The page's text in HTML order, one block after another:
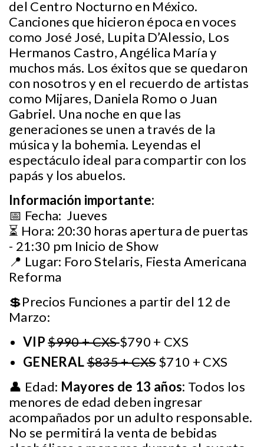
del Centro Nocturno en México.
Canciones que hicieron época en voces
como José José, Lupita D’Alessio, Los
Hermanos Castro, Angélica María y
muchos más. Los éxitos que se quedaron
con nosotros y en el recuerdo de artistas
como Mijares, Daniela Romo o Juan
Gabriel. Una noche en que las
generaciones se unen a través de la
música y la bohemia. Leyendas el
espectáculo ideal para compartir con los
papás y los abuelos.
Información importante:
📅 Fecha: Jueves
⏳ Hora: 20:30 horas apertura de puertas
- 21:30 pm Inicio de Show
📍 Lugar: Foro Stelaris, Fiesta Americana
Reforma
💲Precios Funciones a partir del 12 de
Marzo:
VIP$990 + CXS$790 + CXS
GENERAL$835 + CXS$710 + CXS
👤 Edad: Mayores de 13 años: Todos los
menores de edad deben ingresar
acompañados por un adulto responsable.
No se permitirá la venta de bebidas